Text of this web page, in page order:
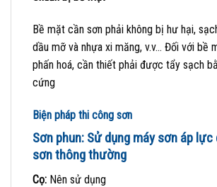
Bề mặt cần sơn phải không bị hư hại,
dầu mỡ và nhựa xi măng, v.v… Đối với bề
phấn hoá, cần thiết phải được tẩy sạch
cứng
Biện pháp thi công sơn
Sơn phun: Sử dụng máy sơn áp lực
sơn thông thường
Cọ: Nên sử dụng